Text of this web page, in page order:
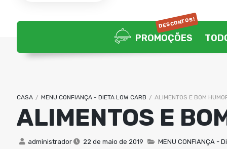
PROMOÇÕES
DESCONTOS!
CASA / MENU CONFIANÇA - DIETA LOW CARB / ALIMENTOS E BOM
ALIMENTOS E
administrador 22 de maio de 2019 MENU CONFIANÇA -